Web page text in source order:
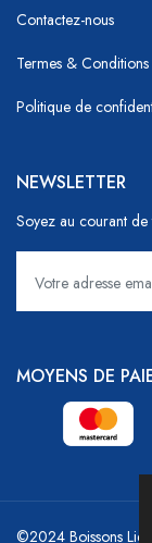
Contactez-nous
Termes & Conditions
Politique de
NEWSLETTER
Soyez au courant de
MOYENS DE
©2024 Boissons